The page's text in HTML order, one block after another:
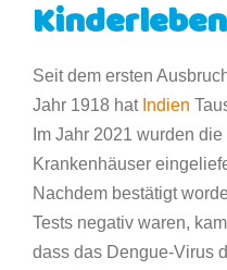
Kinderleben
Seit dem ersten
Jahr 1918 hat Indien
Im Jahr 2021 wurden
Krankenhäuser
Nachdem bestätigt
Tests negativ waren,
dass das Dengue-Virus